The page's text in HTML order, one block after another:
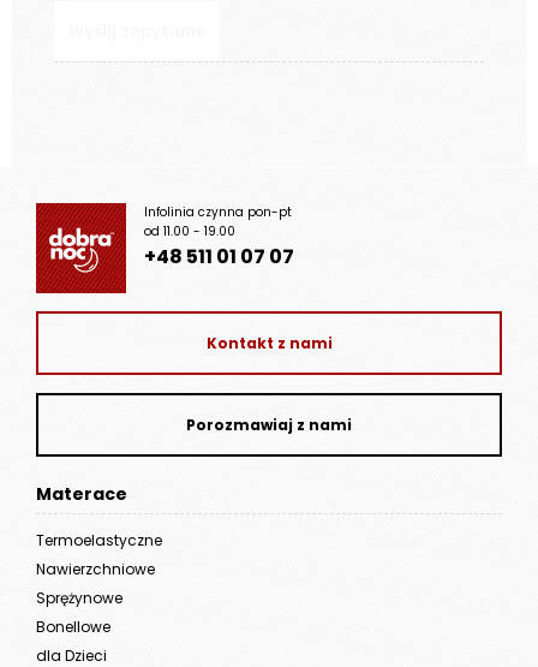
Infolinia czynna pon-pt
od 11.00 - 19.00
+48 511 01 07 07
Kontakt z nami
Porozmawiaj z nami
Materace
Termoelastyczne
Nawierzchniowe
Sprężynowe
Bonellowe
dla Dzieci